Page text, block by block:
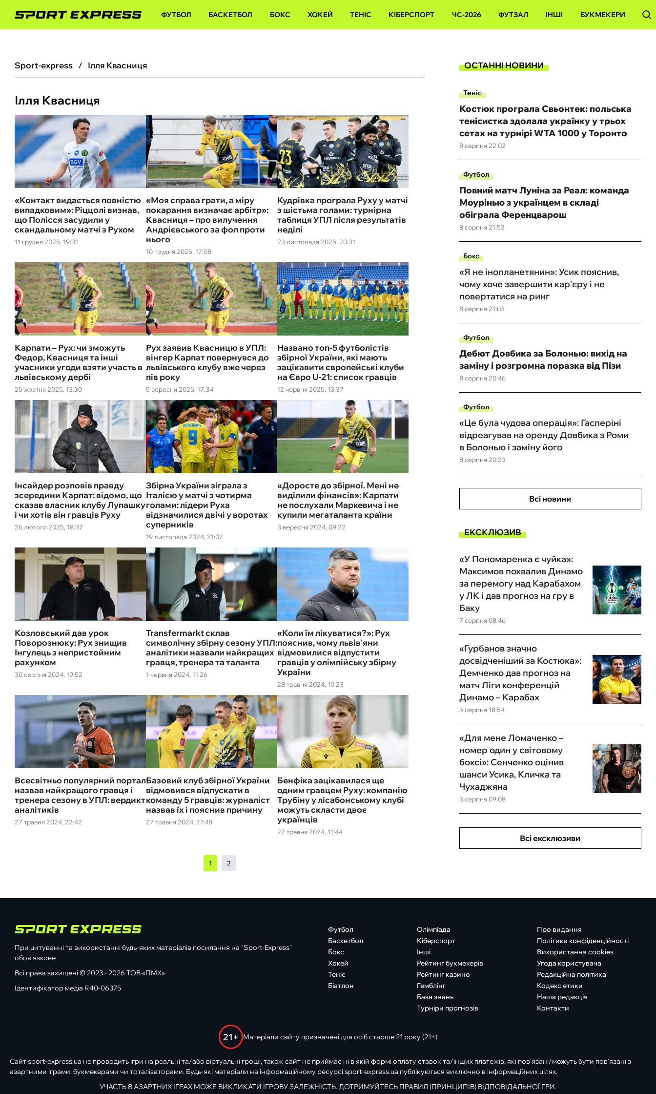
ФУТБОЛ БАСКЕТБОЛ БОКС ХОКЕЙ ТЕНІС КІБЕРСПОРТ ЧС-2026 ФУТЗАЛ ІНШІ БУКМЕКЕРИ
sport-express Ілля Квасниця
Ілля Квасниця
11 грудня 2025, 19:31
«Контакт видається повністю
випадковим»: Ріццолі визнав,
що Полісся засудили у
скандальному матчі з Рухом
10 грудня 2025, 17:08
«Моя справа грати, а міру
покарання визначає арбітр»:
Квасниця – про вилучення
Андрієвського за фол проти
нього
23 листопада 2025, 20:31
Кудрівка програла Руху у матчі
з шістьма голами: турнірна
таблиця УПЛ після результатів
неділі
25 жовтня 2025, 13:30
Карпати – Рух: чи зможуть
Федор, Квасниця та інші
учасники угоди взяти участь в
львівському дербі
5 вересня 2025, 17:34
Рух заявив Квасницю в УПЛ:
вінгер Карпат повернувся до
львівського клубу вже через
пів року
12 червня 2025, 13:37
Названо топ-5 футболістів
збірної України, які мають
зацікавити європейські клуби
на Євро U-21: список гравців
26 лютого 2025, 18:37
Інсайдер розповів правду
зсередини Карпат: відомо, що
сказав власник клубу Лупашку
і чи хотів він гравців Руху
19 листопада 2024, 21:07
Збірна України зіграла з
Італією у матчі з чотирма
голами: лідери Руха
відзначилися двічі у воротах
суперників
3 вересня 2024, 09:22
«Доросте до збірної. Мені не
виділили фінансів»: Карпати
не послухали Маркевича і не
купили мегаталанта країни
30 серпня 2024, 19:52
Козловський дав урок
Поворознюку: Рух знищив
Інгулець з непристойним
рахунком
1 червня 2024, 11:26
Transfermarkt склав
символічну збірну сезону УПЛ:
аналітики назвали найкращих
гравця, тренера та таланта
28 травня 2024, 10:23
«Коли їм лікуватися?»: Рух
пояснив, чому львів'яни
відмовилися відпустити
гравців у олімпійську збірну
України
27 травня 2024, 22:42
Всесвітньо популярний портал
назвав найкращого гравця і
тренера сезону в УПЛ: вердикт
аналітиків
27 травня 2024, 21:48
Базовий клуб збірної України
відмовився відпускати в
команду 5 гравців: журналіст
назвав їх і пояснив причину
27 травня 2024, 11:44
Бенфіка зацікавилася ще
одним гравцем Руху: компанію
Трубіну у лісабонському клубі
можуть скласти двоє
українців
1 2
ОСТАННІ НОВИНИ
Теніс
8 серпня 22:02
Костюк програла Свьонтек: польська
тенісистка здолала українку у трьох
сетах на турнірі WTA 1000 у Торонто
Футбол
8 серпня 21:53
Повний матч Луніна за Реал: команда
Моурінью з українцем в складі
обіграла Ференцварош
Бокс
8 серпня 21:03
«Я не інопланетянин»: Усик пояснив,
чому хоче завершити кар’єру і не
повертатися на ринг
Футбол
8 серпня 20:46
Дебют Довбика за Болонью: вихід на
заміну і розгромна поразка від Пізи
Футбол
8 серпня 20:23
«Це була чудова операція»: Гасперіні
відреагував на оренду Довбика з Роми
в Болонью і заміну його
Всі новини
ЕКСКЛЮЗИВ
7 серпня 08:46
«У Пономаренка є чуйка»:
Максимов похвалив Динамо
за перемогу над Карабахом
у ЛК і дав прогноз на гру в
Баку
5 серпня 18:54
«Гурбанов значно
досвідченіший за Костюка»:
Демченко дав прогноз на
матч Ліги конференцій
Динамо – Карабах
3 серпня 09:08
«Для мене Ломаченко –
номер один у світовому
боксі»: Сенченко оцінив
шанси Усика, Кличка та
Чухаджяна
Всі ексклюзиви
При цитуванні та використанні будь-яких матеріалів посилання на "Sport-Express"
обов'язкове
Всі права захищені © 2023 - 2026 ТОВ «ПМХ»
Ідентифікатор медіа R40-06375
Футбол
Баскетбол
Бокс
Хокей
Теніс
Біатлон
Олімпіада
Кіберспорт
Інші
Рейтинг букмекерів
Рейтинг казино
Гемблінг
База знань
Турніри прогнозів
Про видання
Політика конфіденційності
Використання cookies
Угода користувача
Редакційна політика
Кодекс етики
Наша редакція
Контакти
21+ Матеріали сайту призначені для осіб старше 21 року (21+)
Сайт sport-express.ua не проводить ігри на реальні та/або віртуальні гроші, також сайт не приймає ні в якій формі оплату ставок та/інших платежів, які пов’язані/можуть бути пов’язані з
азартними іграми, букмекерами чи тоталізаторами. Будь-які матеріали на інформаційному ресурсі sport-express.ua публікуються виключно в інформаційних цілях.
УЧАСТЬ В АЗАРТНИХ ІГРАХ МОЖЕ ВИКЛИКАТИ ІГРОВУ ЗАЛЕЖНІСТЬ. ДОТРИМУЙТЕСЬ ПРАВИЛ (ПРИНЦИПІВ) ВІДПОВІДАЛЬНОЇ ГРИ.